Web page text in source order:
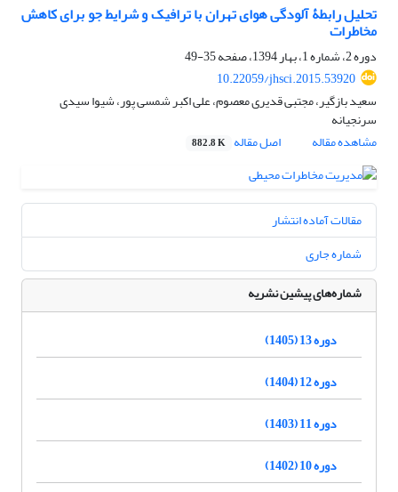
تحلیل رابطۀ آلودگی هوای تهران با ترافیک و شرایط جو برای کاهش
مخاطرات
دوره 2، شماره 1، بهار 1394، صفحه
35-49
10.22059/jhsci.2015.53920
سعید بازگیر، مجتبی قدیری معصوم، علی اکبر شمسی پور، شیوا سیدی
سرنجیانه
مشاهده مقاله
اصل مقاله 882.8 K
مقالات آماده انتشار
شماره جاری
شماره‌های پیشین نشریه
دوره 13 (1405)
دوره 12 (1404)
دوره 11 (1403)
دوره 10 (1402)